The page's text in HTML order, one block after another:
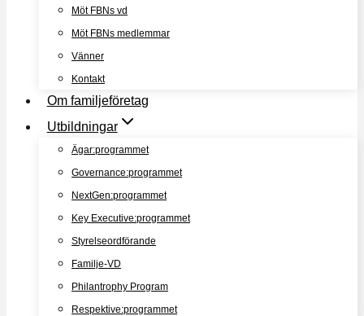
Möt FBNs vd
Möt FBNs medlemmar
Vänner
Kontakt
Om familjeföretag
Utbildningar
Ägar:programmet
Governance:programmet
NextGen:programmet
Key Executive:programmet
Styrelseordförande
Familje-VD
Philantrophy Program
Respektive:programmet